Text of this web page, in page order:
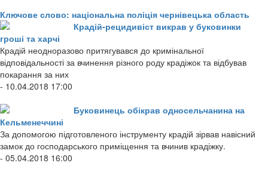
Ключове слово: національна поліція чернівецька область
Крадій-рецидивіст викрав у буковинки
гроші та харчі
Крадій неодноразово притягувався до кримінальної
відповідальності за вчинення різного роду крадіжок та відбував
покарання за них
- 10.04.2018 17:00
Буковинець обікрав односельчанина на
Кельменеччині
За допомогою підготовленого інструменту крадій зірвав навісний
замок до господарського приміщення та вчинив крадіжку.
- 05.04.2018 16:00